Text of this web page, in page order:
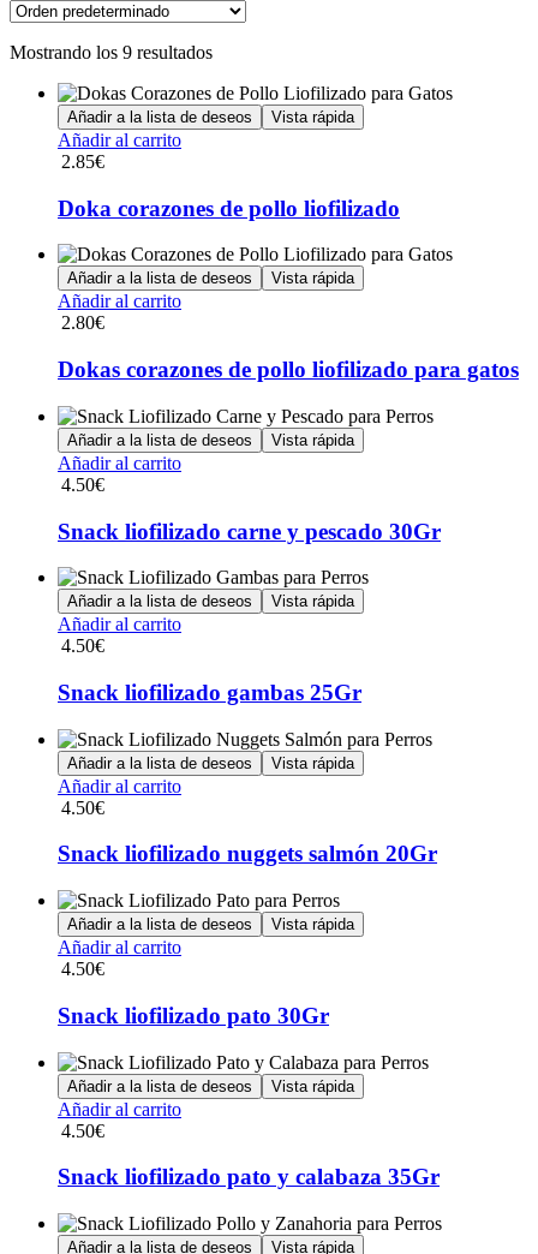
Mostrando los 9 resultados
Añadir a la lista de deseos Vista rápida
Añadir al carrito
2.85€
Doka corazones de pollo liofilizado
Añadir a la lista de deseos Vista rápida
Añadir al carrito
2.80€
Dokas corazones de pollo liofilizado para gatos
Añadir a la lista de deseos Vista rápida
Añadir al carrito
4.50€
Snack liofilizado carne y pescado 30Gr
Añadir a la lista de deseos Vista rápida
Añadir al carrito
4.50€
Snack liofilizado gambas 25Gr
Añadir a la lista de deseos Vista rápida
Añadir al carrito
4.50€
Snack liofilizado nuggets salmón 20Gr
Añadir a la lista de deseos Vista rápida
Añadir al carrito
4.50€
Snack liofilizado pato 30Gr
Añadir a la lista de deseos Vista rápida
Añadir al carrito
4.50€
Snack liofilizado pato y calabaza 35Gr
Añadir a la lista de deseos Vista rápida